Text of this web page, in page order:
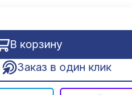
В корзину
Заказ в один клик